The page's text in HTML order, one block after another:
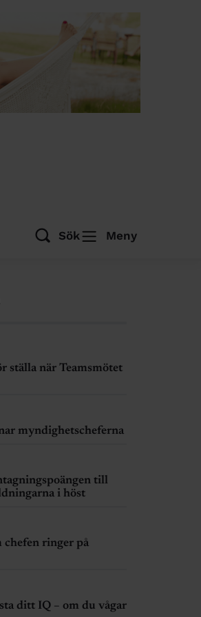
Sök Meny
ställa när Teamsmötet
myndighetscheferna
till
i höst
chefen ringer på
ditt IQ – om du vågar